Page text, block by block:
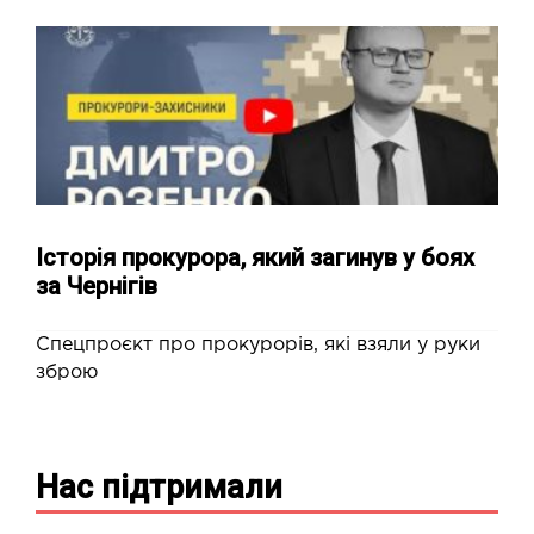
Історія прокурора, який загинув у боях
за Чернігів
Спецпроєкт про прокурорів, які взяли у руки
зброю
Нас підтримали